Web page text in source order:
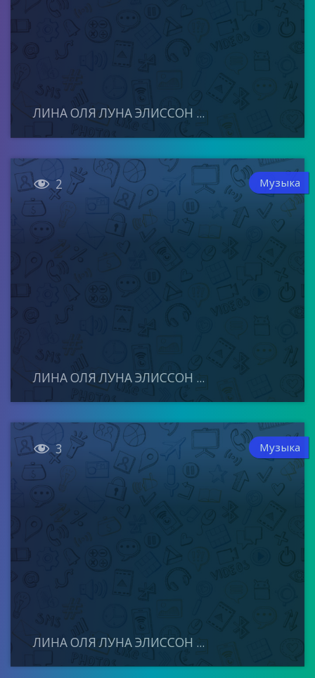
ЛИНА ОЛЯ ЛУНА ЭЛИССОН ...
 2 Музыка
ЛИНА ОЛЯ ЛУНА ЭЛИССОН ...
 3 Музыка
ЛИНА ОЛЯ ЛУНА ЭЛИССОН ...